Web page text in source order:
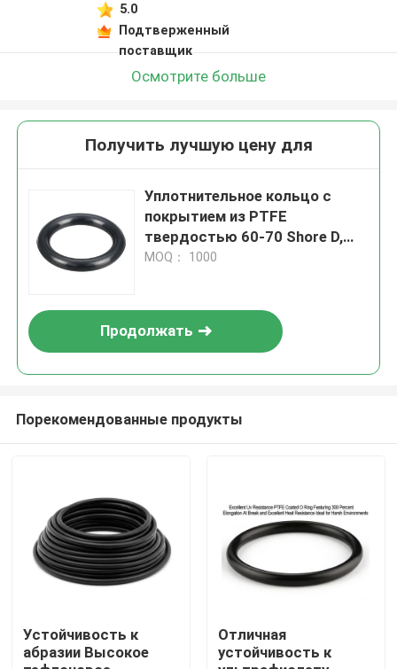
Главная страница
Ролики
5.0
Подтверженный
поставщик
Осмотрите больше
Получить лучшую цену для
Уплотнительное кольцо с
покрытием из PTFE
твердостью 60-70 Shore D,
круглое сечение,
ультрафиолетовому
излучению, рассчитанное на
MOQ： 1000
Продолжать
Порекомендованные продукты
Устойчивость к
абразии Высокое
Отличная
устойчивость к